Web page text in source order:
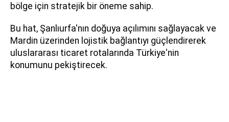
bölge için stratejik bir öneme sahip.
Bu hat, Şanlıurfa'nın doğuya açılımını sağlayacak ve
Mardin üzerinden lojistik bağlantıyı güçlendirerek
uluslararası ticaret rotalarında Türkiye'nin
konumunu pekiştirecek.